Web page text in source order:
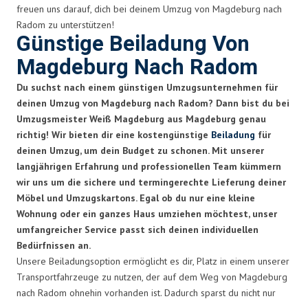
freuen uns darauf, dich bei deinem Umzug von Magdeburg nach
Radom zu unterstützen!
Günstige Beiladung Von
Magdeburg Nach Radom
Du suchst nach einem günstigen Umzugsunternehmen für
deinen Umzug von Magdeburg nach Radom? Dann bist du bei
Umzugsmeister Weiß Magdeburg aus Magdeburg genau
richtig! Wir bieten dir eine kostengünstige Beiladung für
deinen Umzug, um dein Budget zu schonen. Mit unserer
langjährigen Erfahrung und professionellen Team kümmern
wir uns um die sichere und termingerechte Lieferung deiner
Möbel und Umzugskartons. Egal ob du nur eine kleine
Wohnung oder ein ganzes Haus umziehen möchtest, unser
umfangreicher Service passt sich deinen individuellen
Bedürfnissen an.
Unsere Beiladungsoption ermöglicht es dir, Platz in einem unserer
Transportfahrzeuge zu nutzen, der auf dem Weg von Magdeburg
nach Radom ohnehin vorhanden ist. Dadurch sparst du nicht nur